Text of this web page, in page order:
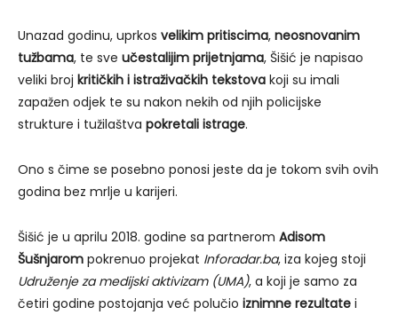
Unazad godinu, uprkos velikim pritiscima, neosnovanim
tužbama, te sve učestalijim prijetnjama, Šišić je napisao
veliki broj kritičkih i istraživačkih tekstova koji su imali
zapažen odjek te su nakon nekih od njih policijske
strukture i tužilaštva pokretali istrage.
Ono s čime se posebno ponosi jeste da je tokom svih ovih
godina bez mrlje u karijeri.
Šišić je u aprilu 2018. godine sa partnerom Adisom
Šušnjarom pokrenuo projekat Inforadar.ba, iza kojeg stoji
Udruženje za medijski aktivizam (UMA), a koji je samo za
četiri godine postojanja već polučio iznimne rezultate i